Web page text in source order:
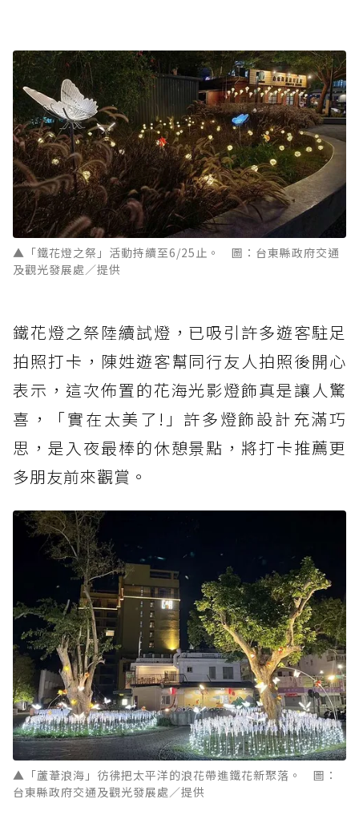
▲「鐵花燈之祭」活動持續至6/25止。 圖：台東縣政府交通
及觀光發展處／提供
鐵花燈之祭陸續試燈，已吸引許多遊客駐足
拍照打卡，陳姓遊客幫同行友人拍照後開心
表示，這次佈置的花海光影燈飾真是讓人驚
喜，「實在太美了!」許多燈飾設計充滿巧
思，是入夜最棒的休憩景點，將打卡推薦更
多朋友前來觀賞。
▲「蘆葦浪海」彷彿把太平洋的浪花帶進鐵花新聚落。 圖：
台東縣政府交通及觀光發展處／提供